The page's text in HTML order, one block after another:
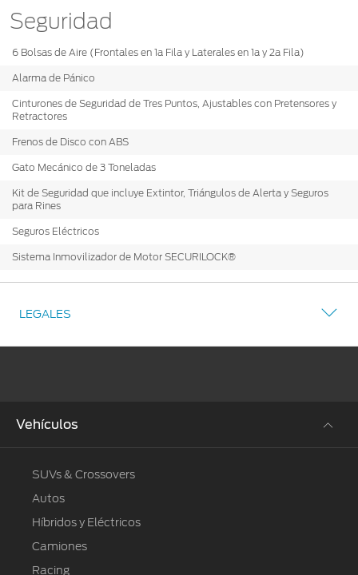
Seguridad
6 Bolsas de Aire (Frontales en 1a Fila y Laterales en 1a y 2a Fila)
Alarma de Pánico
Cinturones de Seguridad de Tres Puntos, Ajustables con Pretensores y
Retractores
Frenos de Disco con ABS
Gato Mecánico de 3 Toneladas
Kit de Seguridad que incluye Extintor, Triángulos de Alerta y Seguros
para Rines
Seguros Eléctricos
Sistema Inmovilizador de Motor SECURILOCK®
LEGALES
Vehículos
SUVs & Crossovers
Autos
Híbridos y Eléctricos
Camiones
Racing